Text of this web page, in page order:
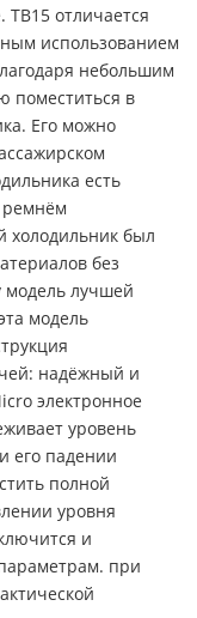
ТВ15 отличается
использованием
небольшим
поместиться в
Его можно
есть
ремнём
холодильник был
без
модель лучшей
модель
надёжный и
электронное
уровень
его падении
полной
уровня
и
при